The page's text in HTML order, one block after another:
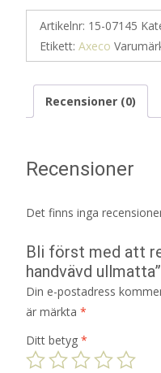
Artikelnr: 15-07145
Etikett: Axeco
Recensioner (0)
Recensioner
Det finns inga
Bli först med att
handvävd ullmatta”
Din e-postadress
är märkta *
Ditt betyg *